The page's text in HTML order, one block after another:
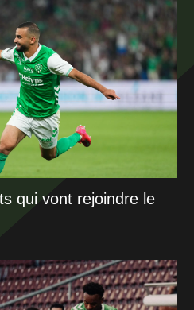
qui vont rejoindre le